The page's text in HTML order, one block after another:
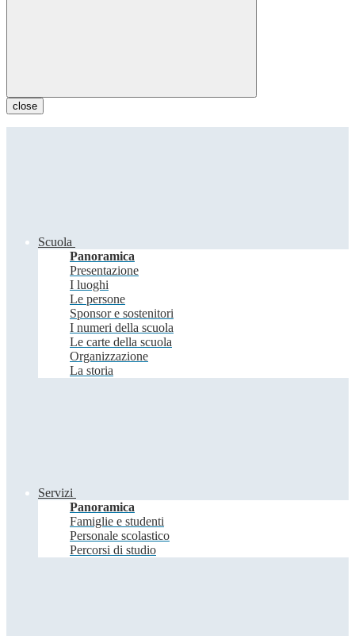
close
Scuola
Panoramica
Presentazione
I luoghi
Le persone
Sponsor e sostenitori
I numeri della scuola
Le carte della scuola
Organizzazione
La storia
Servizi
Panoramica
Famiglie e studenti
Personale scolastico
Percorsi di studio